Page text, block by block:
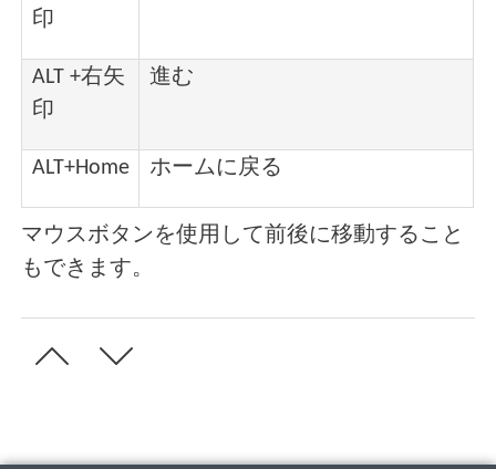
印
ALT +右矢
印
進む
ALT+Home ホームに戻る
マウスボタンを使用して前後に移動すること
もできます。